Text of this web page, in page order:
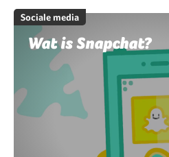
Sociale media
Wat is Snapchat?